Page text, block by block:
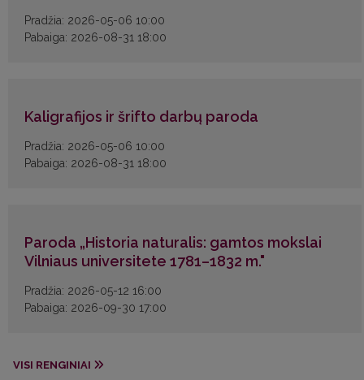
Pradžia: 2026-05-06 10:00
Pabaiga: 2026-08-31 18:00
Kaligrafijos ir šrifto darbų paroda
Pradžia: 2026-05-06 10:00
Pabaiga: 2026-08-31 18:00
Paroda „Historia naturalis: gamtos mokslai
Vilniaus universitete 1781–1832 m."
Pradžia: 2026-05-12 16:00
Pabaiga: 2026-09-30 17:00
VISI RENGINIAI